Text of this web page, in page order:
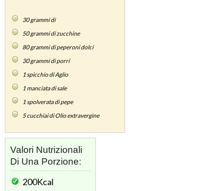
30grammi di
50grammi di zucchine
80grammi di peperoni dolci
30grammi di porri
1spicchio di Aglio
1 manciata di sale
1spolverata di pepe
5cucchiai di Olio extravergine
Valori Nutrizionali
Di Una Porzione:
200Kcal